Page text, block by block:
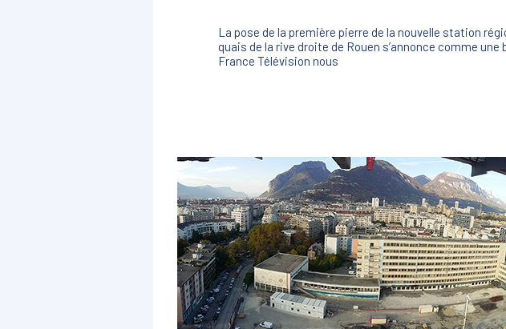
La pose de la première pierre de la nouvelle station
quais de la rive droite de Rouen s’annonce comme
France Télévision nous